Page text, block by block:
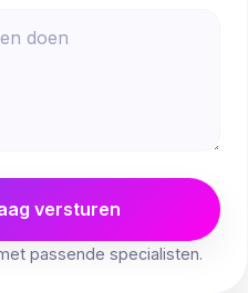
versturen
passende specialisten.